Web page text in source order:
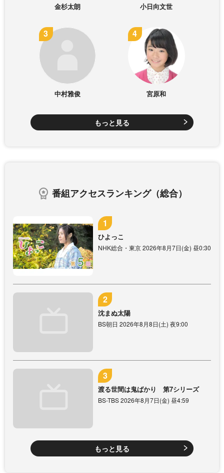
金杉太朗 小日向文世
中村雅俊 宮原和
もっと見る
番組アクセスランキング（総合）
ひよっこ
NHK総合・東京 2026年8月7日(金) 昼0:30
沈まぬ太陽
BS朝日 2026年8月8日(土) 夜9:00
渡る世間は鬼ばかり 第7シリーズ
BS-TBS 2026年8月7日(金) 昼4:59
もっと見る